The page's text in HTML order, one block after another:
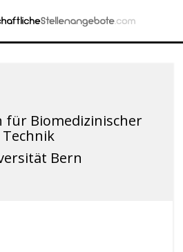
für Biomedizinischer
Technik
Bern